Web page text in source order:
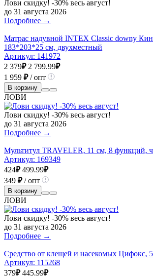
Лови скидку! -30% весь август!
до 31 августа 2026
Подробнее →
Матрас надувной INTEX Classic downy
183*203*25 см, двухместный
Артикул: 141972
2 379₽ 2 799.99₽
1 959 ₽/ опт
В корзину
ЛОВИ
Лови скидку! -30% весь август!
до 31 августа 2026
Подробнее →
Мультитул TRAVELER, 11 см, 8 функций,
Артикул: 169349
424₽ 499.99₽
349 ₽/ опт
В корзину
ЛОВИ
Лови скидку! -30% весь август!
до 31 августа 2026
Подробнее →
Средство от клещей и насекомых Цифокс,
Артикул: 115268
379₽ 445.99₽